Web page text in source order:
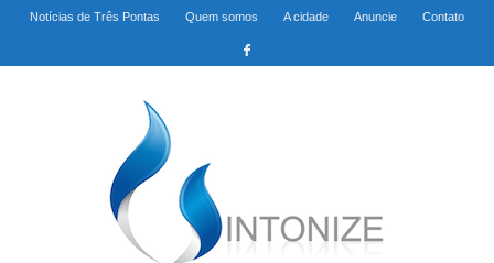
Notícias de Três Pontas Quem somos A cidade Anuncie Contato